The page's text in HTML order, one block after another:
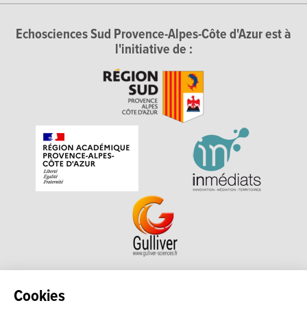
Cookies
Echosciences Sud Provence-Alpes-Côte d'Azur est à
l'initiative de :
Echosciences Sud Provence-Alpes-Côte d'Azur est à